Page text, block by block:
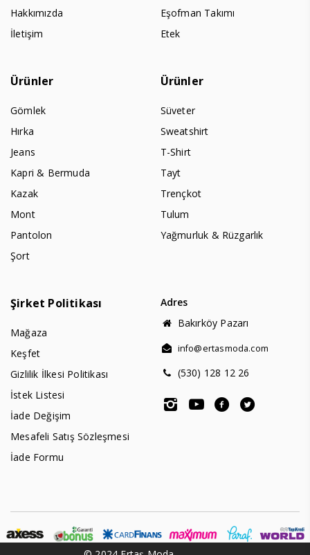
Hakkımızda
İletişim
Eşofman Takımı
Etek
Ürünler
Gömlek
Hırka
Jeans
Kapri & Bermuda
Kazak
Mont
Pantolon
Şort
Ürünler
Süveter
Sweatshirt
T-Shirt
Tayt
Trençkot
Tulum
Yağmurluk & Rüzgarlık
Şirket Politikası
Mağaza
Keşfet
Gizlilik İlkesi Politikası
İstek Listesi
İade Değişim
Mesafeli Satış Sözleşmesi
İade Formu
Adres
Bakırköy Pazarı
info@ertasmoda.com
(530) 128 12 26